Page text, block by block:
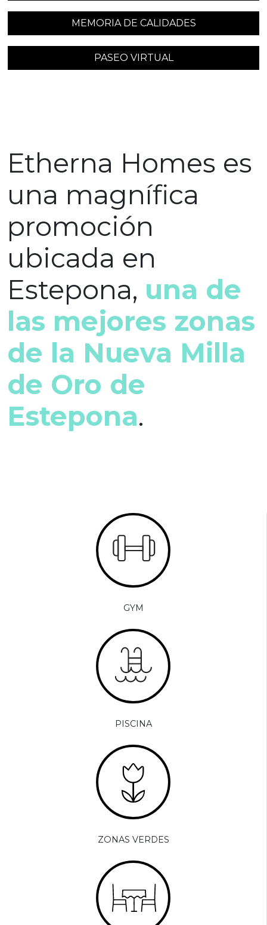
MEMORIA DE CALIDADES
PASEO VIRTUAL
Etherna Homes es
una magnífica
promoción
ubicada en
Estepona, una de
las mejores zonas
de la Nueva Milla
de Oro de
Estepona.
GYM
PISCINA
ZONAS VERDES